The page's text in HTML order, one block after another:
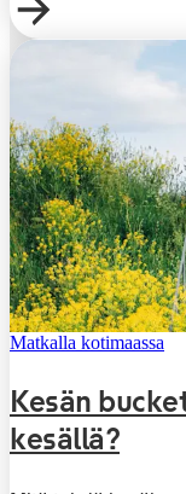
Matkalla kotimaassa
Kesän
kesällä?